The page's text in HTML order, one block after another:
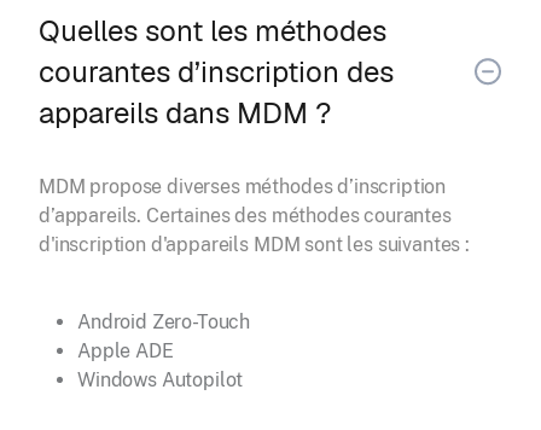
Quelles sont les méthodes
courantes d’inscription des
appareils dans MDM ?
MDM propose diverses méthodes d’inscription
d’appareils. Certaines des méthodes courantes
d'inscription d'appareils MDM sont les suivantes :
Android Zero-Touch
Apple ADE
Windows Autopilot